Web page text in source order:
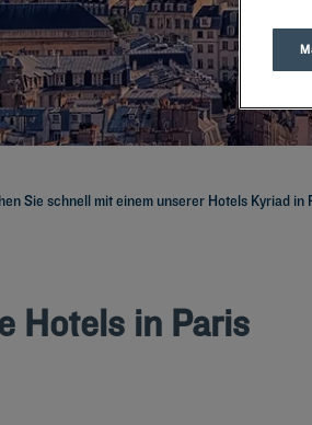
Sie schnell mit einem unserer Hotels Kyriad
Hotels in Paris